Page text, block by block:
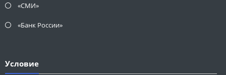
«СМИ»
«Банк России»
Условие